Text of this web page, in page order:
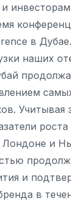
в
наших
Учитывая
Лондоне и
и
в